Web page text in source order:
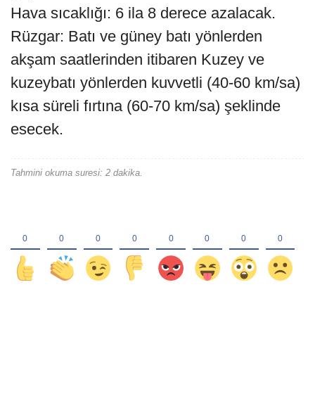
Hava sıcaklığı: 6 ila 8 derece azalacak.
Rüzgar: Batı ve güney batı yönlerden
akşam saatlerinden itibaren Kuzey ve
kuzeybatı yönlerden kuvvetli (40-60 km/sa)
kısa süreli fırtına (60-70 km/sa) şeklinde
esecek.
Tahmini okuma suresi: 2 dakika.